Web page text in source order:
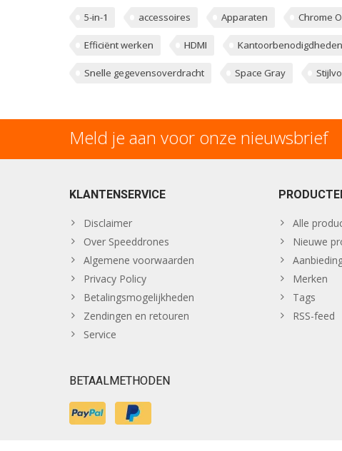
5-in-1 accessoires Apparaten Chrome
Efficiënt werken HDMI Kantoorbenodigdheden
Snelle gegevensoverdracht Space Gray
Meld je aan voor onze nieuwsbrief
KLANTENSERVICE
Disclaimer
Over Speeddrones
Algemene voorwaarden
Privacy Policy
Betalingsmogelijkheden
Zendingen en retouren
Service
Alle
Nieuwe
Merken
Tags
RSS-feed
BETAALMETHODEN